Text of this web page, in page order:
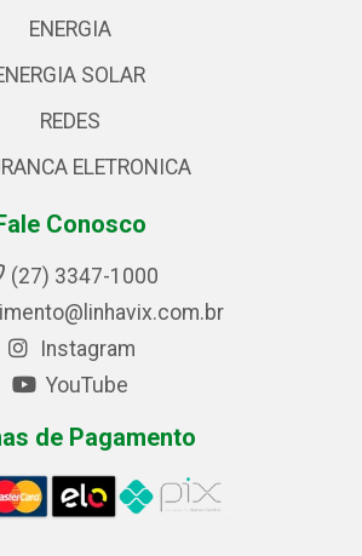
ENERGIA
SOLAR
REDES
ELETRONICA
Conosco
(27) 3347-1000
Instagram
YouTube
de Pagamento